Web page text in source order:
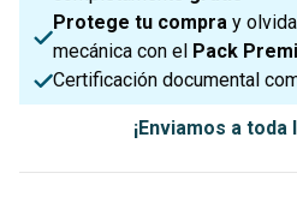
Protege tu compra y
mecánica con el Pack
Certificación documental
¡Enviamos a toda